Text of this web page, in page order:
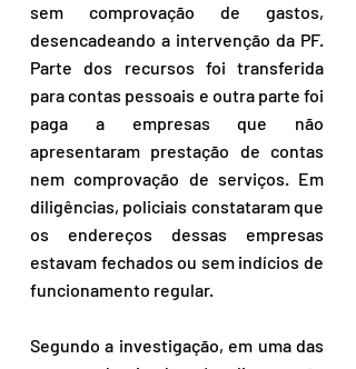
sem comprovação de gastos,
desencadeando a intervenção da PF.
Parte dos recursos foi transferida
para contas pessoais e outra parte foi
paga a empresas que não
apresentaram prestação de contas
nem comprovação de serviços. Em
diligências, policiais constataram que
os endereços dessas empresas
estavam fechados ou sem indícios de
funcionamento regular.
Segundo a investigação, em uma das